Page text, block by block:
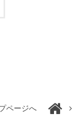
ページへ